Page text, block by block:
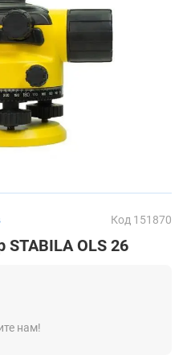
Код 151870
STABILA OLS 26
нам!